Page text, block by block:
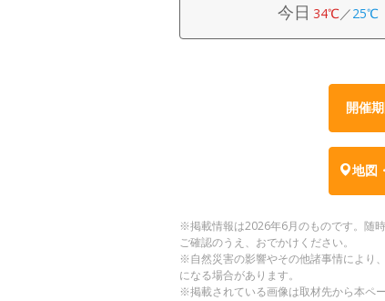
今日 34℃／25℃
開催
地図
※掲載情報は2026年6月のものです。随
ご確認のうえ、おでかけください。
※自然災害の影響やその他諸事情により
になる場合があります。
※掲載されている画像は取材先から本ペ